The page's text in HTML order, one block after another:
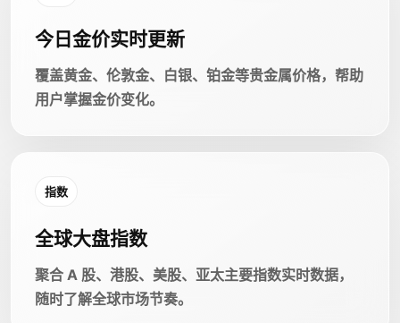
今日金价实时更新
覆盖黄金、伦敦金、白银、铂金等贵金属价格，帮助
用户掌握金价变化。
指数
全球大盘指数
聚合 A 股、港股、美股、亚太主要指数实时数据，
随时了解全球市场节奏。